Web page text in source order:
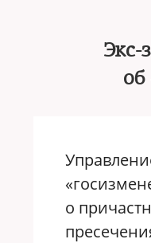
Экс-
об
о